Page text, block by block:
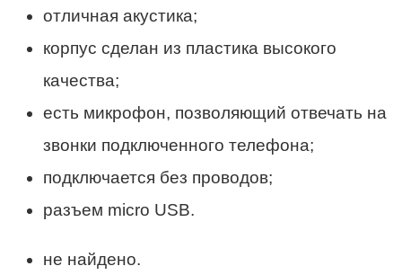
отличная акустика;
корпус сделан из пластика высокого
качества;
есть микрофон, позволяющий отвечать на
звонки подключенного телефона;
подключается без проводов;
разъем micro USB.
не найдено.